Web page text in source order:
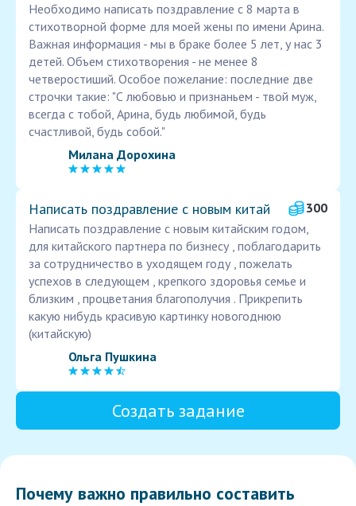
Необходимо написать поздравление с 8 марта в
стихотворной форме для моей жены по имени Арина.
Важная информация - мы в браке более 5 лет, у нас 3
детей. Объем стихотворения - не менее 8
четверостиший. Особое пожелание: последние две
строчки такие: "С любовью и признаньем - твой муж,
всегда с тобой, Арина, будь любимой, будь
счастливой, будь собой."
Милана Дорохина
Написать поздравление с новым китай
300
Написать поздравление с новым китайским годом,
для китайского партнера по бизнесу , поблагодарить
за сотрудничество в уходящем году , пожелать
успехов в следующем , крепкого здоровья семье и
близким , процветания благополучия . Прикрепить
какую нибудь красивую картинку новогоднюю
(китайскую)
Ольга Пушкина
Создать задание
Почему важно правильно составить